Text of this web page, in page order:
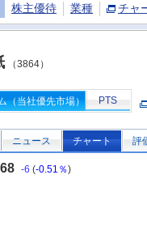
株主優待 業種 チャ
（3864）
（当社優先市場） PTS
ニュース チャート 評
-6 (-0.51％)